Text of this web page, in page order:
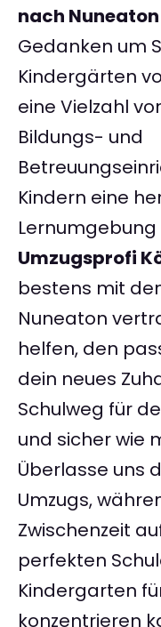
nach Nuneaton
Gedanken um
Kindergärten
eine Vielzahl
Bildungs- und
Kindern eine
Umzugsprofi
bestens mit
Nuneaton
helfen, den
dein neues
Schulweg für
und sicher wie
Überlasse uns
Umzugs,
Zwischenzeit
perfekten
Kindergarten
konzentrieren